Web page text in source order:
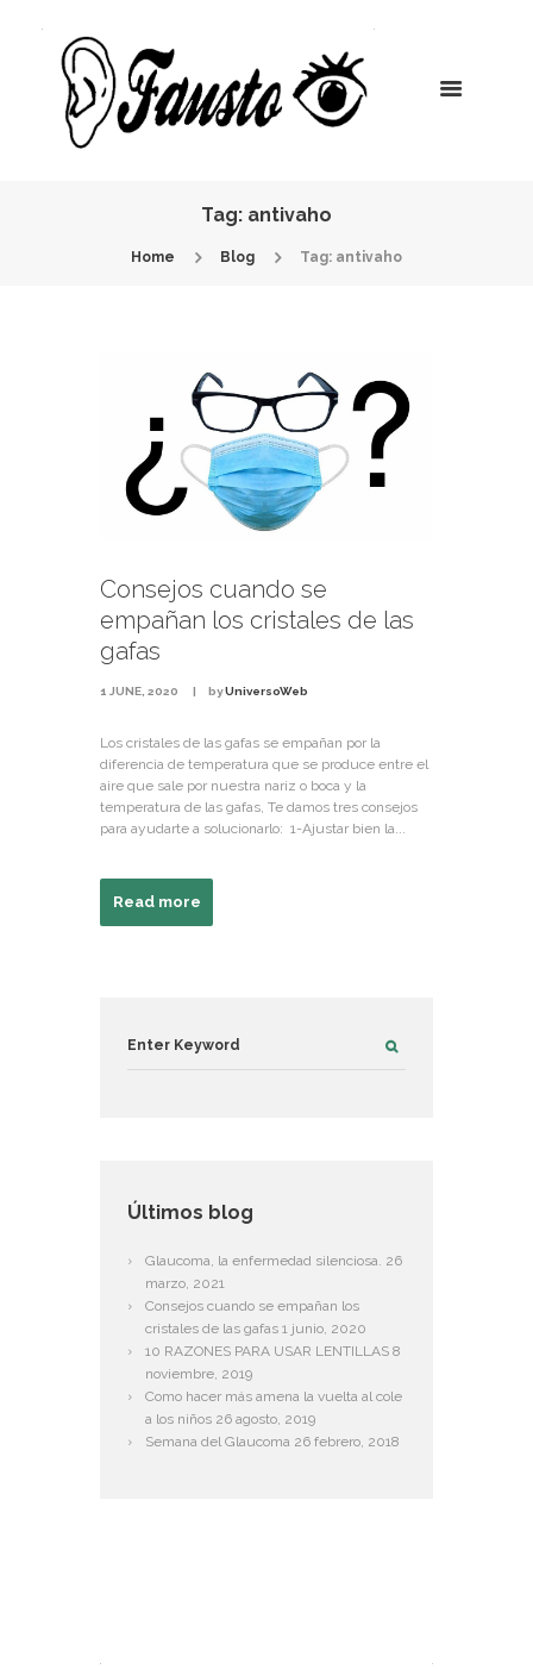
Tag: antivaho
Home Blog Tag: antivaho
Consejos cuando se
empañan los cristales de las
gafas
1 JUNE, 2020 byUniversoWeb
Los cristales de las gafas se empañan por la
diferencia de temperatura que se produce entre el
aire que sale por nuestra nariz o boca y la
temperatura de las gafas, Te damos tres consejos
para ayudarte a solucionarlo: 1-Ajustar bien la...
Read more
Últimos blog
Glaucoma, la enfermedad silenciosa. 26
marzo, 2021
Consejos cuando se empañan los
cristales de las gafas 1 junio, 2020
10 RAZONES PARA USAR LENTILLAS 8
noviembre, 2019
Como hacer más amena la vuelta al cole
a los niños 26 agosto, 2019
Semana del Glaucoma 26 febrero, 2018